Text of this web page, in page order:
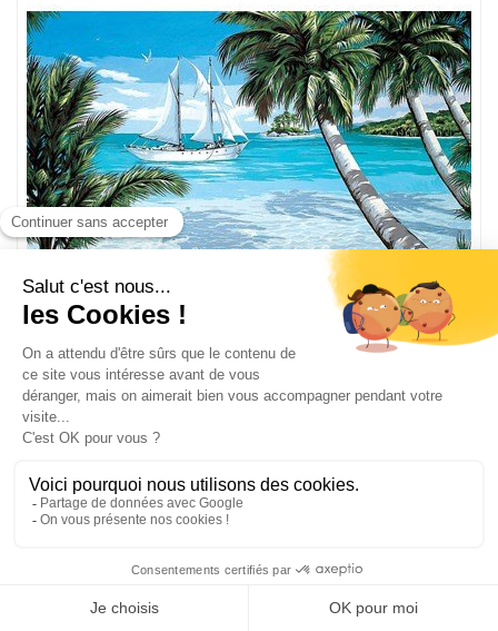
Tropiques canevas chez Margot
Toile canevas imprimée
159,58